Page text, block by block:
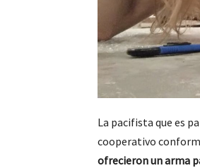
La pacifista que es
cooperativo
ofrecieron un arma